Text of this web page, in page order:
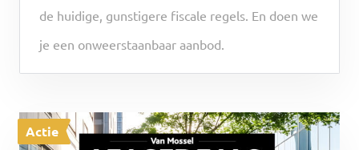
de huidige, gunstigere fiscale regels. En doen we
je een onweerstaanbaar aanbod.
Actie